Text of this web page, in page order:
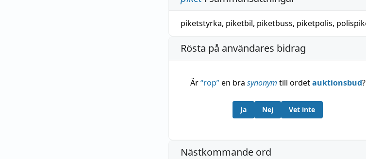
piketstyrka, piketbil, piketbuss, piketpolis,
Rösta på användares bidrag
Är“rop”en bra synonym till ordetauktionsbud?
Ja Nej Vet inte
Nästkommande ord